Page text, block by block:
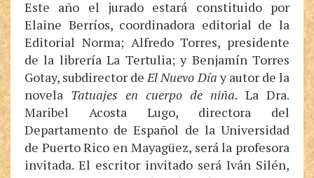
Este año el jurado estará constituido por
Elaine Berríos, coordinadora editorial de la
Editorial Norma; Alfredo Torres, presidente
de la librería La Tertulia; y Benjamín Torres
Gotay, subdirector deEl Nuevo Día y autor de la
novela Tatuajes en cuerpo de niña. La Dra.
Maribel Acosta Lugo, directora del
Departamento de Español de la Universidad
de Puerto Rico en Mayagüez, será la profesora
invitada. El escritor invitado será Iván Silén,